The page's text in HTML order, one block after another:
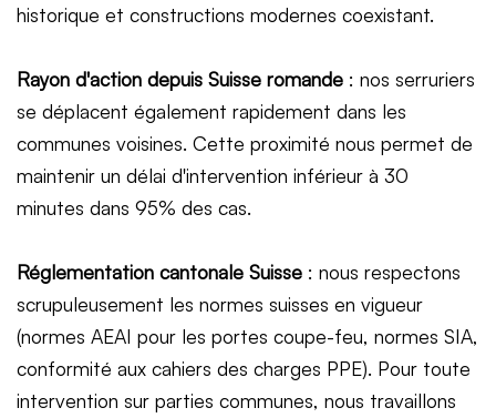
historique et constructions modernes coexistant.
Rayon d'action depuis Suisse romande : nos serruriers
se déplacent également rapidement dans les
communes voisines. Cette proximité nous permet de
maintenir un délai d'intervention inférieur à 30
minutes dans 95% des cas.
Réglementation cantonale Suisse : nous respectons
scrupuleusement les normes suisses en vigueur
(normes AEAI pour les portes coupe-feu, normes SIA,
conformité aux cahiers des charges PPE). Pour toute
intervention sur parties communes, nous travaillons